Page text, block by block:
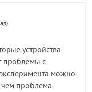
устройства
проблемы с
можно.
чем проблема.